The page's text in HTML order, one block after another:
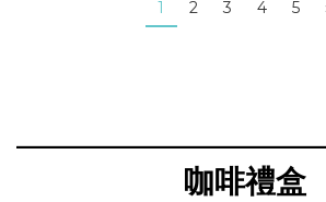
1 2 3 4 5
咖啡禮盒